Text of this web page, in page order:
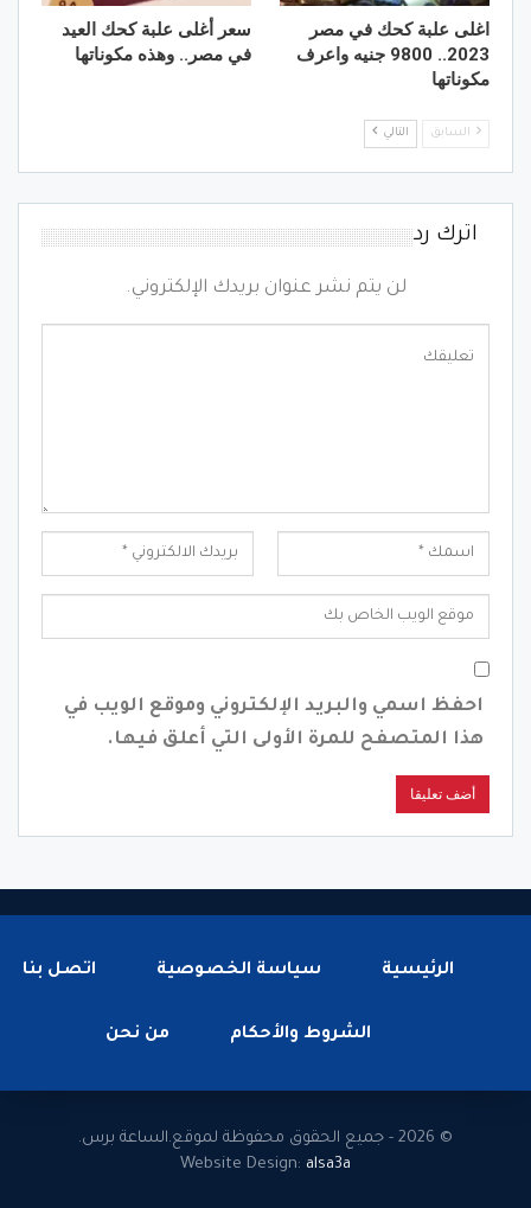
اغلى علبة كحك في مصر
2023.. 9800 جنيه واعرف
مكوناتها
سعر أغلى علبة كحك العيد
في مصر.. وهذه مكوناتها
السابق التالي
اترك رد
لن يتم نشر عنوان بريدك الإلكتروني.
احفظ اسمي والبريد الإلكتروني وموقع الويب في
هذا المتصفح للمرة الأولى التي أعلق فيها.
الرئيسية سياسة الخصوصية اتصل بنا
الشروط والأحكام من نحن
© 2026 - جميع الحقوق محفوظة لموقع.الساعة برس.
Website Design: alsa3a